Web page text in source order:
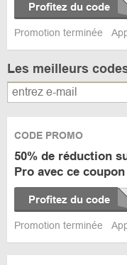
Profitez du code
Promotion terminée
Les meilleurs
CODE PROMO
50% de réduction
Pro avec ce coupon
Profitez du code
Promotion terminée